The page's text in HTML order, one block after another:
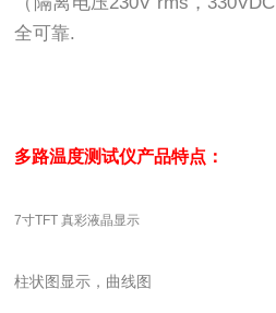
全可靠.
多路温度测试仪产品特点：
7寸TFT 真彩液晶显示
柱状图显示，曲线图